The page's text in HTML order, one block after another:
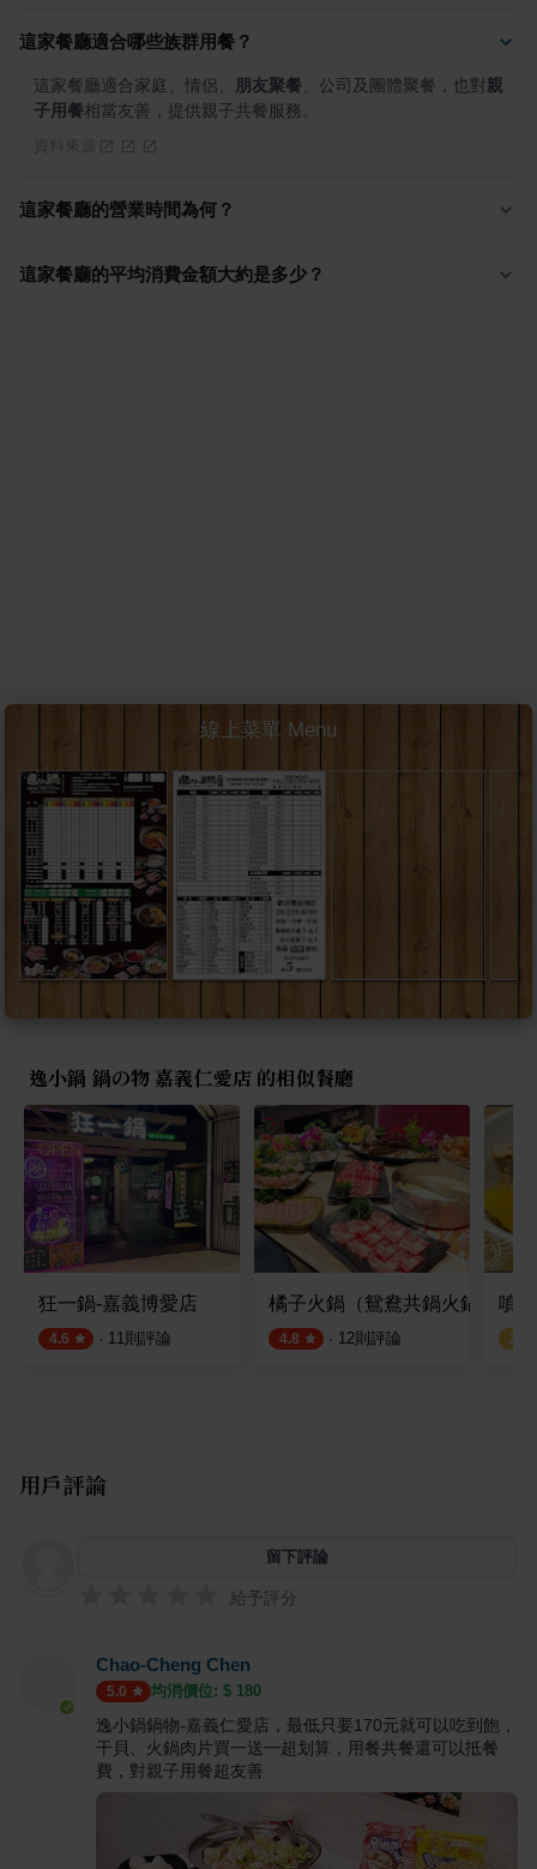
這家餐廳適合哪些族群用餐？
這家餐廳適合家庭、情侶、 朋友聚餐 、公司及團體聚餐，也對親
子用餐相當友善，提供親子共餐服務。
這家餐廳的營業時間為何？
這家餐廳的平均消費金額大約是多少？
線上菜單 Menu
逸小鍋 鍋の物 嘉義仁愛店 的相似餐廳
狂一鍋-嘉義博愛店
4.6 · 11則評論
橘子火鍋（鴛鴦共鍋火鍋） 嘉
4.8 · 12則評論
噴
2.5
用戶評論
留下評論
給予評分
Chao-Cheng Chen
5.0 均消價位: $ 180
逸小鍋鍋物-嘉義仁愛店，最低只要170元就可以吃到飽，
干貝、火鍋肉片買一送一超划算，用餐共餐還可以抵餐
費，對親子用餐超友善